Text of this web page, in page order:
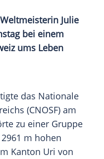
Julie
bei einem
ums Leben
das Nationale
(CNOSF) am
zu einer Gruppe
m hohen
Kanton Uri von